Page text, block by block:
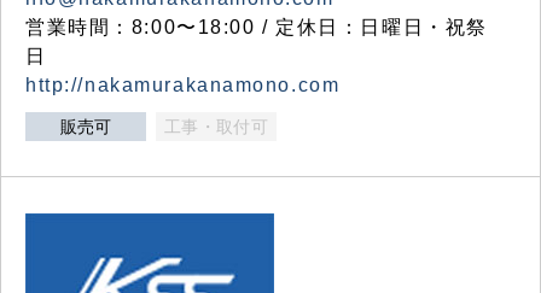
営業時間：8:00〜18:00 / 定休日：日曜日・祝祭
日
http://nakamurakanamono.com
販売可 工事・取付可